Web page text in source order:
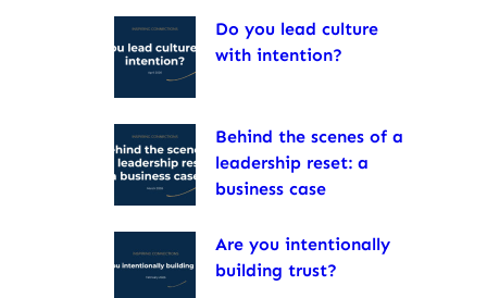
Do you lead culture
with intention?
Behind the scenes of a
leadership reset: a
business case
Are you intentionally
building trust?